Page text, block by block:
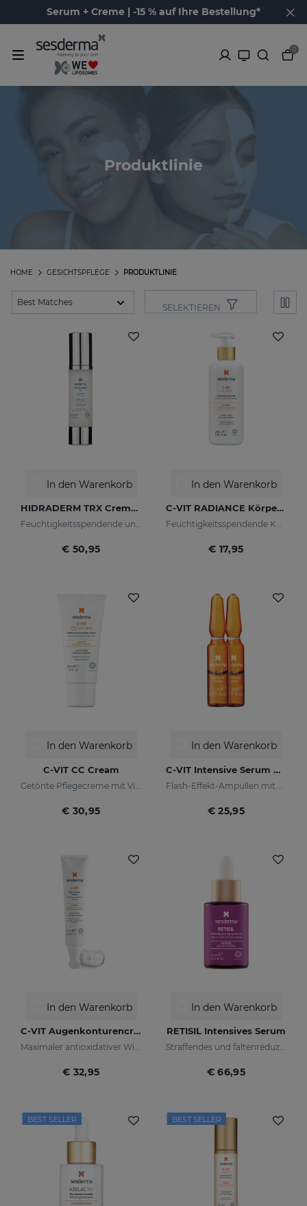
Serum + Creme | -15 % auf Ihre Bestellung*
0
Produktlinie
PRODUKTLINIE
GESICHTSPFLEGE
HOME
SELEKTIEREN
In den Warenkorb
HIDRADERM TRX Cremegel
Feuchtigkeitsspendende und aufhellende Wirkung für Mischhaut
€ 50,95
In den Warenkorb
C-VIT RADIANCE Körpermilch Mit Leuchtkraft
Feuchtigkeitsspendende Körpermilch
€ 17,95
In den Warenkorb
C-VIT CC Cream
€ 30,95
In den Warenkorb
C-VIT Intensive Serum Ampullen
€ 25,95
In den Warenkorb
C-VIT Augenkonturencreme
Maximaler antioxidativer Wirkung
€ 32,95
In den Warenkorb
RETISIL Intensives Serum
Straffendes und faltenreduzierendes Pro-Aging-Intensiv-Serum
€ 66,95
BEST SELLER BEST SELLER